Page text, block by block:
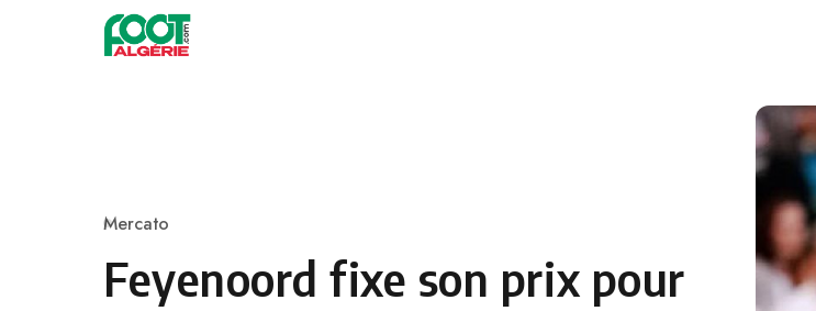
Skip to content
Category
Mercato
Feyenoord fixe son prix pour